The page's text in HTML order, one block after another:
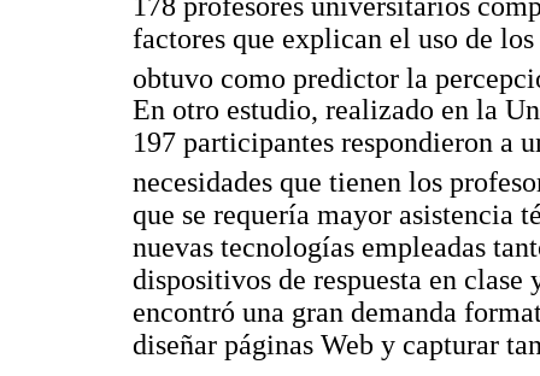
factores que explican el uso de
obtuvo como predictor la
En otro estudio, realizado en la
197 participantes respondieron a
necesidades que tienen los
que se requería mayor asistencia
nuevas tecnologías empleadas
dispositivos de respuesta en
encontró una gran demanda
diseñar páginas Web y capturar